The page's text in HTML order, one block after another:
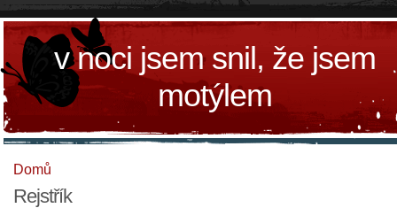
v noci jsem snil, že jsem
motýlem
Domů
Rejstřík